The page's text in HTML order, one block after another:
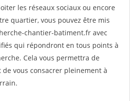
les réseaux sociaux ou encore
quartier, vous pouvez être mis
chantier-batiment.fr avec
qui répondront en tous points à
Cela vous permettra de
vous consacrer pleinement à